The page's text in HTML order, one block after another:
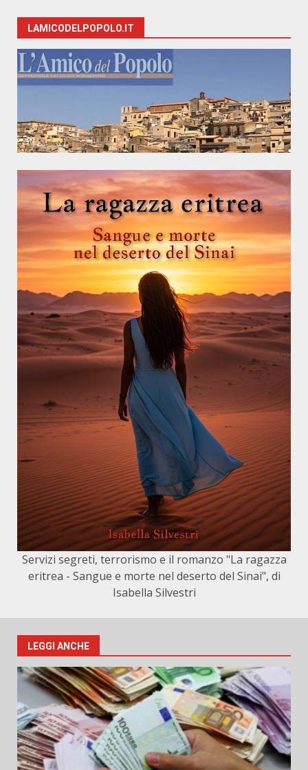
LAMICODELPOPOLO.IT
Servizi segreti, terrorismo e il romanzo "La ragazza
eritrea - Sangue e morte nel deserto del Sinai", di
Isabella Silvestri
LEGGI ANCHE